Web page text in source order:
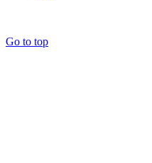
Go to top